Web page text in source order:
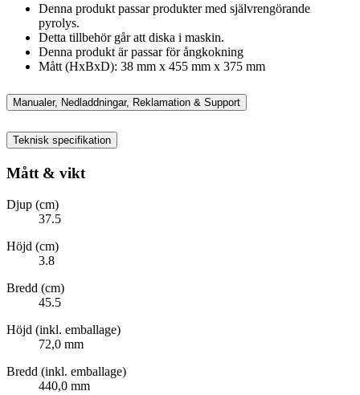
Denna produkt passar produkter med självrengörande
pyrolys.
Detta tillbehör går att diska i maskin.
Denna produkt är passar för ångkokning
Mått (HxBxD): 38 mm x 455 mm x 375 mm
Manualer, Nedladdningar, Reklamation & Support
Teknisk specifikation
Mått & vikt
Djup (cm)
37.5
Höjd (cm)
3.8
Bredd (cm)
45.5
Höjd (inkl. emballage)
72,0 mm
Bredd (inkl. emballage)
440,0 mm